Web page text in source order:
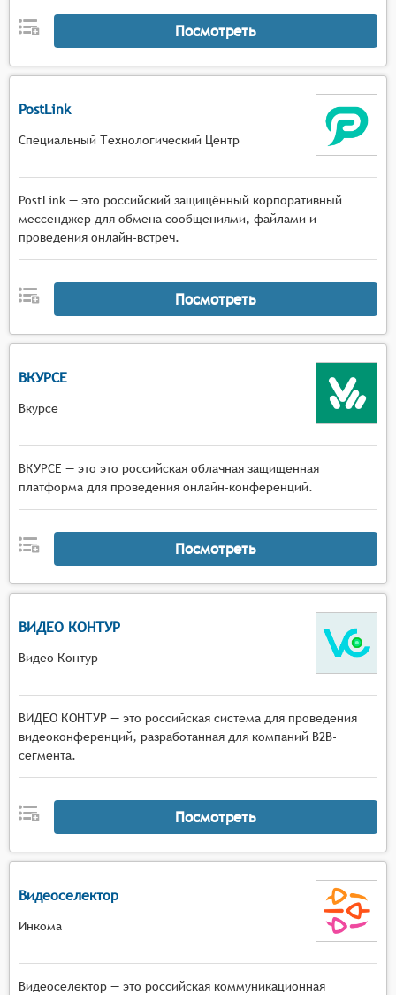
Посмотреть
PostLink
Специальный Технологический Центр
PostLink — это российский защищённый корпоративный
мессенджер для обмена сообщениями, файлами и
проведения онлайн-встреч.
Посмотреть
ВКУРСЕ
Вкурсе
ВКУРСЕ — это это российская облачная защищенная
платформа для проведения онлайн-конференций.
Посмотреть
ВИДЕО КОНТУР
Видео Контур
ВИДЕО КОНТУР — это российская система для проведения
видеоконференций, разработанная для компаний B2B-
сегмента.
Посмотреть
Видеоселектор
Инкома
Видеоселектор — это российская коммуникационная